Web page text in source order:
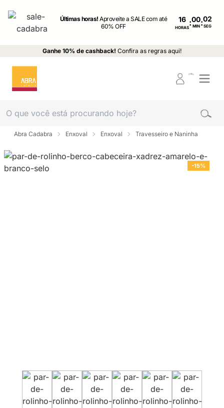
Últimas horas!Aproveite a SALE com até
60% OFF
16
HORAS: MIN : SEG
Ganhe 10% de cashback! Confira as regras aqui!
Abra Cadabra Enxoval Enxoval Travesseiro e Naninha
-15%